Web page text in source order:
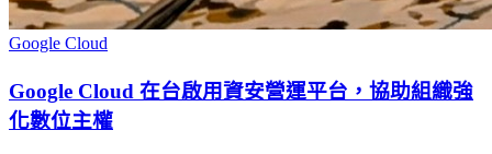
Google Cloud
Google Cloud 在台啟用資安營運平台，協助組織強
化數位主權